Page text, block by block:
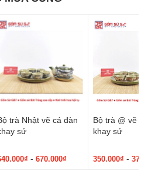
trà Nhật vẽ cá đàn
sứ
- 670.000₫
Bộ trà @ vẽ
khay sứ
350.000₫ -